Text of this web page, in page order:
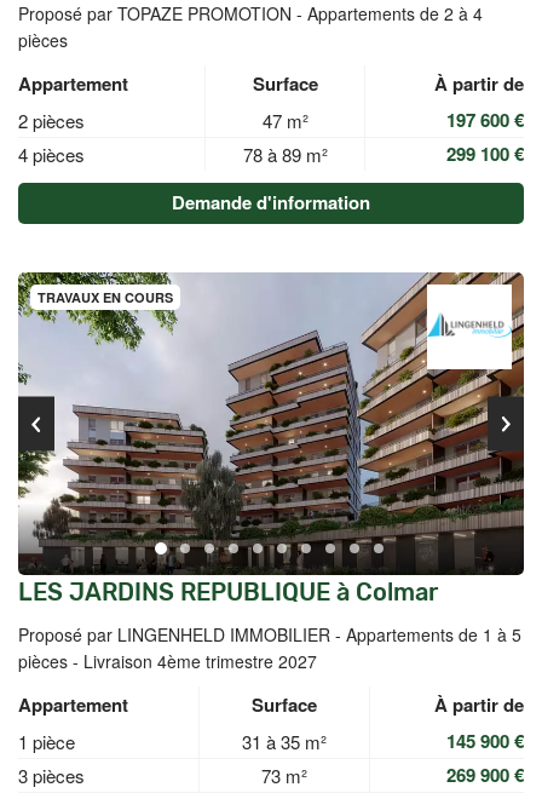
Proposé par TOPAZE PROMOTION - Appartements de 2 à 4
pièces
Appartement Surface À partir de
2 pièces 47 m² 197 600 €
4 pièces 78 à 89 m²
299 100 €
Demande d'information
TRAVAUX EN COURS
LES JARDINS REPUBLIQUE à Colmar
Proposé par LINGENHELD IMMOBILIER - Appartements de 1 à 5
pièces - Livraison 4ème trimestre 2027
Appartement Surface À partir de
1 pièce 31 à 35 m² 145 900 €
3 pièces 73 m² 269 900 €